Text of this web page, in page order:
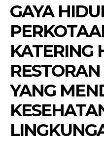
GAYA
KATERING
YANG